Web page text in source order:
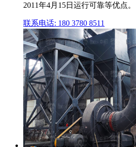
2011年4月15日运行可靠等优点
联系电话: 180 3780 8511